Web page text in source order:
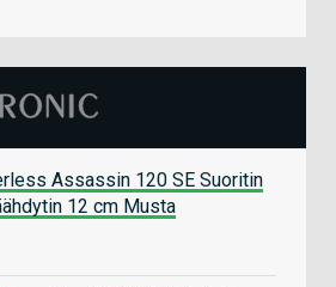
Assassin 120 SE Suoritin
12 cm Musta